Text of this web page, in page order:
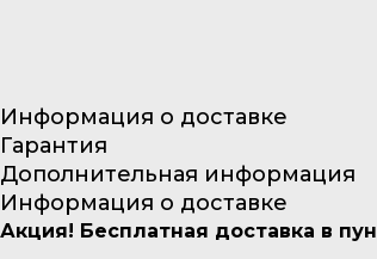
Информация о доставке
Гарантия
Дополнительная информация
Информация о доставке
Акция! Бесплатная доставка в